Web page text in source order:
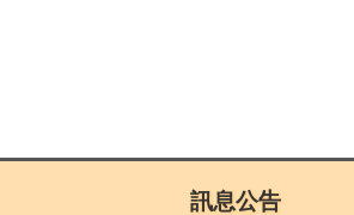
訊息公告